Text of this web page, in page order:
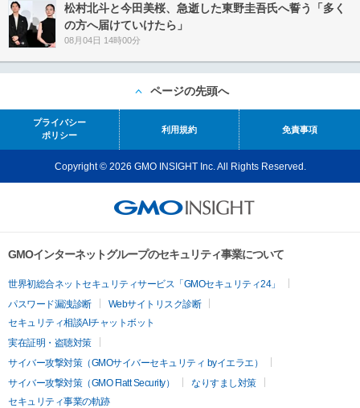
松村北斗と今田美桜、急逝した東野圭吾氏へ誓う「多く
の方へ届けていけたら」
08月04日 14時00分
ページの先頭へ
プライバシー
ポリシー
利用規約 免責事項
Copyright © 2026 GMO INSIGHT Inc. All Rights Reserved.
GMOインターネットグループのセキュリティ事業について
世界初総合ネットセキュリティサービス「GMOセキュリティ24」
パスワード漏洩診断
Webサイトリスク診断
セキュリティ相談AIチャットボット
実在証明・盗聴対策
サイバー攻撃対策（GMOサイバーセキュリティ byイエラエ）
サイバー攻撃対策（GMO Flatt Security）
なりすまし対策
セキュリティ事業の軌跡